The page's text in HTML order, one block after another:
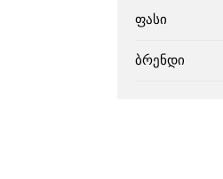
ფასი
ბრენდი